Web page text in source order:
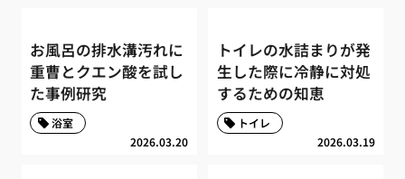
お風呂の排水溝汚れに
重曹とクエン酸を試し
た事例研究
2026.03.20
浴室
トイレの水詰まりが発
生した際に冷静に対処
するための知恵
2026.03.19
トイレ